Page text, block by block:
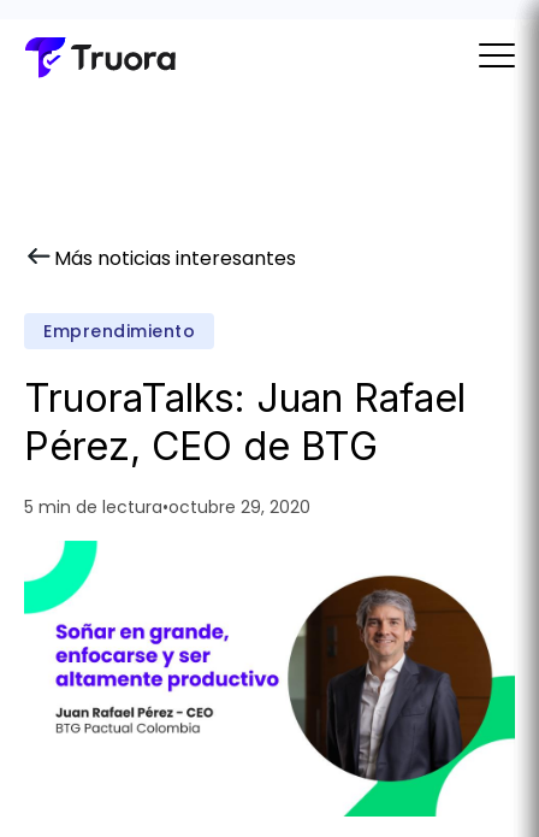
Más noticias interesantes
Emprendimiento
TruoraTalks: Juan Rafael
Pérez, CEO de BTG
5 min de lectura•octubre 29, 2020